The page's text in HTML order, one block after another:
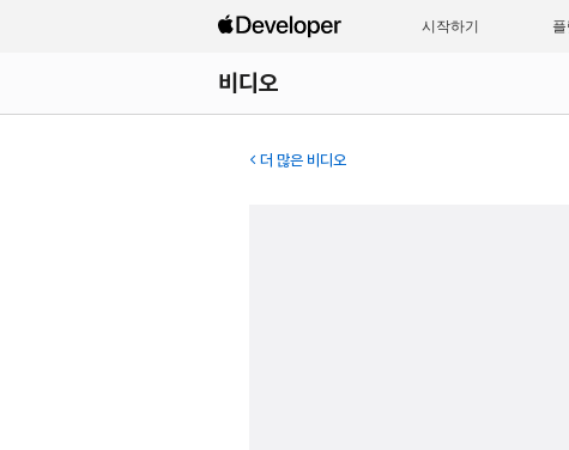
시작하기
비디오
더 많은 비디오